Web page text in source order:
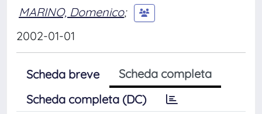
MARINO, Domenico;
2002-01-01
Scheda breve
Scheda completa
Scheda completa (DC)